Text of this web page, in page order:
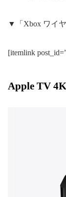
▼「Xbox ワイ
[itemlink
Apple TV